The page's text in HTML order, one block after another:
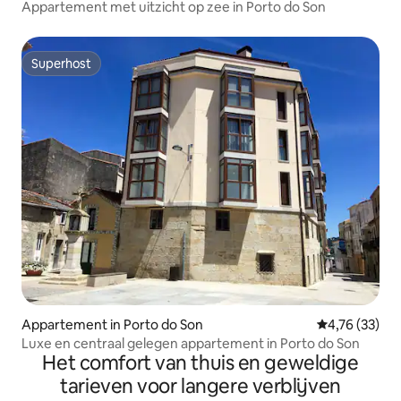
Appartement met uitzicht op zee in Porto do Son
Superhost
Superhost
Appartement in Porto do Son Gemiddelde
4,76 (33)
Luxe en centraal gelegen appartement in Porto do Son
Het comfort van thuis en geweldige
tarieven voor langere verblijven